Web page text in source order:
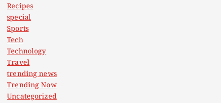
Recipes
special
Sports
Tech
Technology
Travel
trending news
Trending Now
Uncategorized